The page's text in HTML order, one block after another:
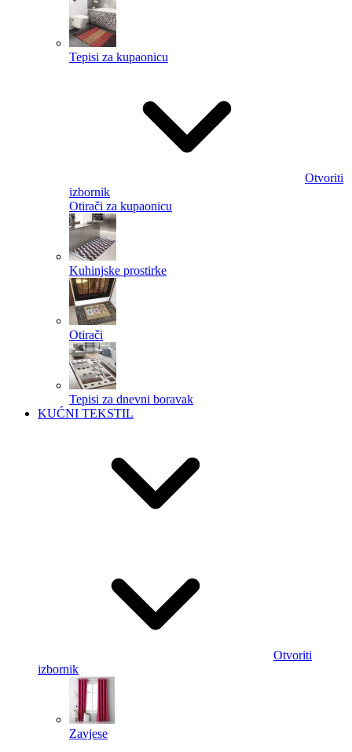
Tepisi za kupaonicu
Otvoriti
izbornik
Otirači za kupaonicu
Kuhinjske prostirke
Otirači
Tepisi za dnevni boravak
KUĆNI TEKSTIL
Otvoriti
izbornik
Zavjese